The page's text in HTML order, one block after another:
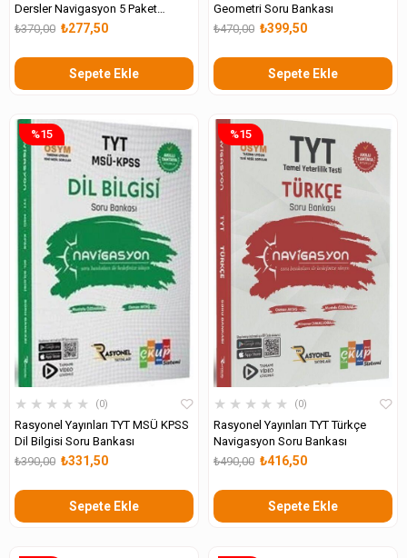
Dersler Navigasyon 5 Paket
Deneme ₺277,50
₺370,00
Sepete Ekle
Geometri Soru Bankası
₺399,50
₺470,00
Sepete Ekle
★ ★ ★ ★ ★ 0
Rasyonel Yayınları TYT MSÜ KPSS
Dil Bilgisi Soru Bankası
₺331,50
₺390,00
Sepete Ekle
%15
★ ★ ★ ★ ★ 0
Rasyonel Yayınları TYT Türkçe
Navigasyon Soru Bankası
₺416,50
₺490,00
Sepete Ekle
%15